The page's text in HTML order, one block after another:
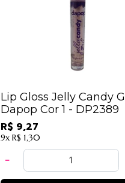
Lip Gloss Jelly Candy
Dapop Cor 1 - DP2389
R$ 9,27
9x R$ 1,30